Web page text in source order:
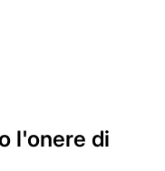
l'onere di